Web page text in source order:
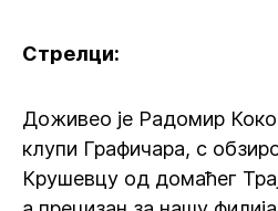
Стрелци:
Доживео је Радомир
клупи Графичара, с
Крушевцу од домаћег